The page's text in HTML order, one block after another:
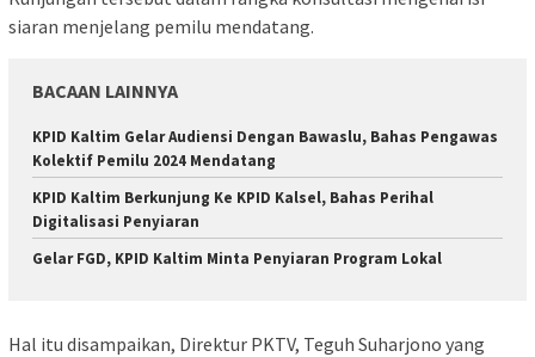
siaran menjelang pemilu mendatang.
BACAAN LAINNYA
KPID Kaltim Gelar Audiensi Dengan Bawaslu, Bahas Pengawas
Kolektif Pemilu 2024 Mendatang
KPID Kaltim Berkunjung Ke KPID Kalsel, Bahas Perihal
Digitalisasi Penyiaran
Gelar FGD, KPID Kaltim Minta Penyiaran Program Lokal
Hal itu disampaikan, Direktur PKTV, Teguh Suharjono yang